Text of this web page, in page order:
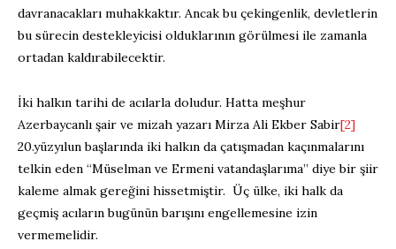
davranacakları muhakkaktır. Ancak bu çekingenlik, devletlerin
bu sürecin destekleyicisi olduklarının görülmesi ile zamanla
ortadan kaldırabilecektir.
İki halkın tarihi de acılarla doludur. Hatta meşhur
Azerbaycanlı şair ve mizah yazarı Mirza Ali Ekber Sabir[2]
20.yüzyılun başlarında iki halkın da çatışmadan kaçınmalarını
telkin eden “Müselman ve Ermeni vatandaşlarıma” diye bir şiir
kaleme almak gereğini hissetmiştir. Üç ülke, iki halk da
geçmiş acıların bugünün barışını engellemesine izin
vermemelidir.